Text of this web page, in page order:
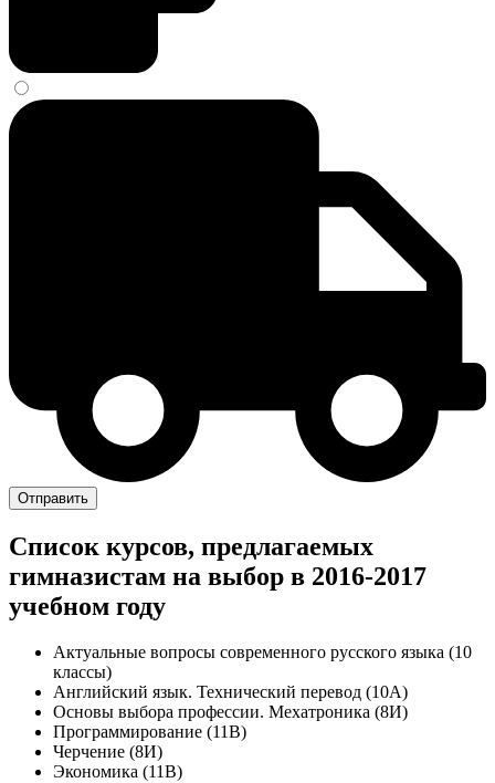
Отправить
Список курсов, предлагаемых
гимназистам на выбор в 2016-2017
учебном году
Ак­ту­аль­ные воп­ро­сы сов­ре­мен­но­го русс­ко­го язы­ка (10
клас­сы)
Анг­лий­ский язык. Тех­ни­чес­кий пе­ревод (10А)
Ос­но­вы вы­бора про­фес­сии. Ме­хат­ро­ника (8И)
Прог­рамми­рова­ние (11В)
Чер­че­ние (8И)
Эко­номи­ка (11В)